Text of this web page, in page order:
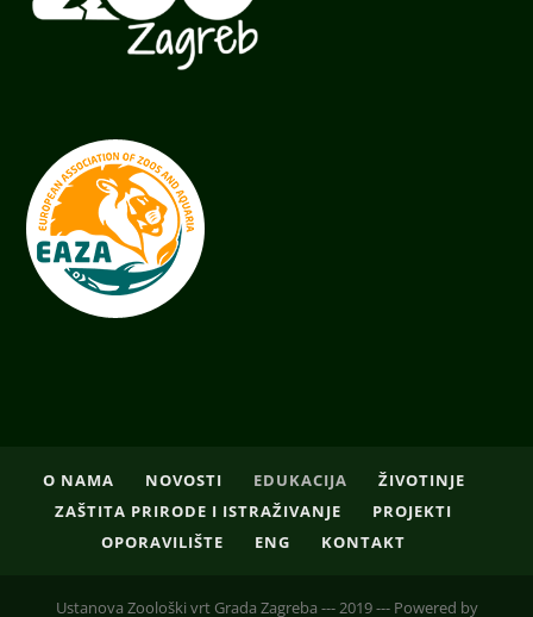
O NAMA NOVOSTI EDUKACIJA
ŽIVOTINJE
ZAŠTITA PRIRODE I ISTRAŽIVANJE
PROJEKTI
OPORAVILIŠTE
ENG KONTAKT
Ustanova Zoološki vrt Grada Zagreba --- 2019 --- Powered by